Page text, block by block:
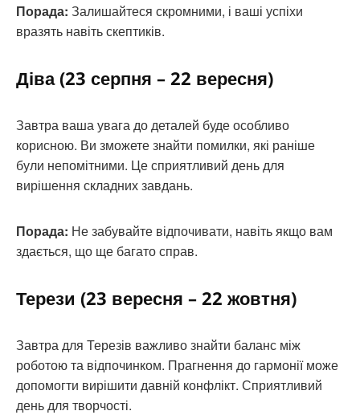
Порада: Залишайтеся скромними, і ваші успіхи
вразять навіть скептиків.
Діва (23 серпня – 22 вересня)
Завтра ваша увага до деталей буде особливо
корисною. Ви зможете знайти помилки, які раніше
були непомітними. Це сприятливий день для
вирішення складних завдань.
Порада: Не забувайте відпочивати, навіть якщо вам
здається, що ще багато справ.
Терези (23 вересня – 22 жовтня)
Завтра для Терезів важливо знайти баланс між
роботою та відпочинком. Прагнення до гармонії може
допомогти вирішити давній конфлікт. Сприятливий
день для творчості.